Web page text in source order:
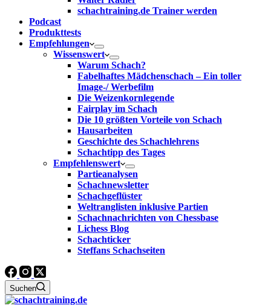
schachtraining.de Trainer werden
Podcast
Produkttests
Empfehlungen
Wissenswert
Warum Schach?
Fabelhaftes Mädchenschach – Ein toller
Image-/ Werbefilm
Die Weizenkornlegende
Fairplay im Schach
Die 10 größten Vorteile von Schach‎
Hausarbeiten
Geschichte des Schachlehrens
Schachtipp des Tages
Empfehlenswert
Partieanalysen
Schachnewsletter
Schachgeflüster
Weltranglisten inklusive Partien
Schachnachrichten von Chessbase
Lichess Blog
Schachticker
Steffans Schachseiten
Suchen